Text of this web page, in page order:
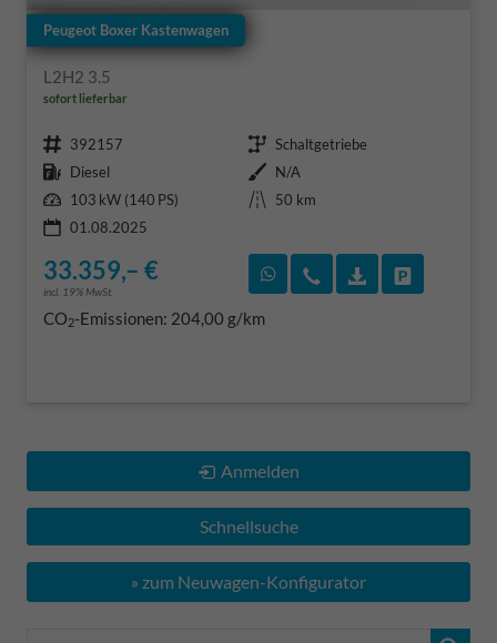
Peugeot Boxer Kastenwagen
L2H2 3.5
sofort lieferbar
Fahrzeugnr. 392157 Getriebe Schaltgetriebe
Kraftstoff Diesel Außenfarbe N/A
Leistung 103 kW (140 PS) Kilometerstand
50 km
01.08.2025
33.359,– €
incl. 19% MwSt.
Rückruf vereinbaren
Wir rufen Sie an
CO2-Emissionen: 204,00 g/km
Anmelden
Schnellsuche
» zum Neuwagen-Konfigurator